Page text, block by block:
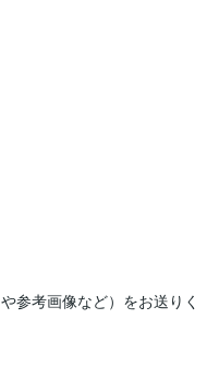
参考画像など）をお送りく